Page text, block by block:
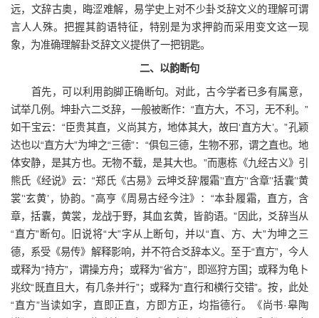
远，文辞古奥，晦涩难解，易学史上对不少卦爻辞文义的理解可谓
言人人殊。把握其韵语特征，特别是为求押韵而采用变文这一现
象，为准确理解卦爻辞文义提供了一把钥匙。
二、以韵断句
首先，可以利用韵脚正确断句。对此，古今学者已多有属意，
试举几例。坤卦六二爻辞，一般被断作：“直方大，不习，无不利。”
如干宝云：“臣贵其直，义尚其方，地体其大，故曰‘直方大’。”孔颖
达也以“直方大”为坤之“三德”：“俱包三德，生物不邪，谓之直也。地
体安静，是其方也。无物不载，是其大也。”而惠栋《九经古义》引
熊氏《经说》云：“郑氏《古易》云坤爻辞‘履霜’‘直方’‘含章’‘括囊’‘黄
裳’‘玄黄’，协韵。”高亨《周易古经今注》：“本卦履霜，直方，含
章，括囊，黄裳，龙战于野，其血玄黄，皆韵语。”因此，爻辞当从
“直方”断句。旧说将“大”字从上断句，并以“直、方、大”为坤之三
德，系受《易传》解释影响，并不符合爻辞本义。至于“直方”，今人
或释为“持方”，谓操方舟；或释为“省方”，即巡狩方国；或释为龟卜
兆纹“既直且大，有几条并行”；或释为“直行和横行交错”。按，此处
“直方”当读如字，直即正直，方即方正，均指德行。《尚书·皋陶